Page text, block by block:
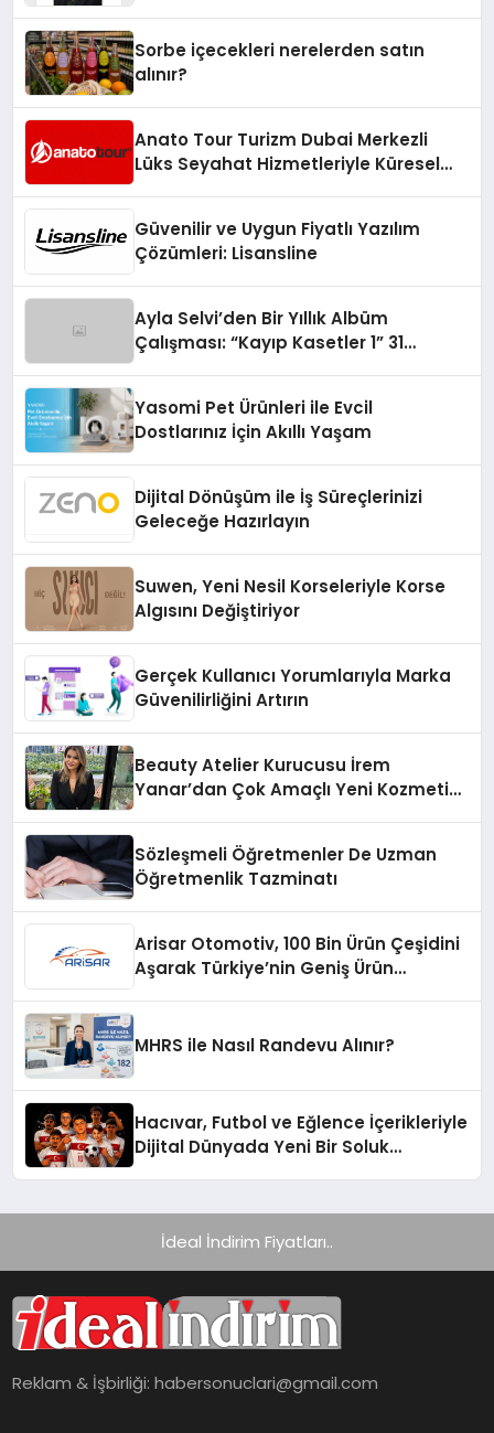
Sorbe içecekleri nerelerden satın
alınır?
Anato Tour Turizm Dubai Merkezli
Lüks Seyahat Hizmetleriyle Küresel
Güvenilir ve Uygun Fiyatlı Yazılım
Çözümleri: Lisansline
Ayla Selvi’den Bir Yıllık Albüm
Çalışması: “Kayıp Kasetler 1” 31
Yasomi Pet Ürünleri ile Evcil
Dostlarınız İçin Akıllı Yaşam
Dijital Dönüşüm ile İş Süreçlerinizi
Geleceğe Hazırlayın
Suwen, Yeni Nesil Korseleriyle Korse
Algısını Değiştiriyor
Gerçek Kullanıcı Yorumlarıyla Marka
Güvenilirliğini Artırın
Beauty Atelier Kurucusu İrem
Yanar’dan Çok Amaçlı Yeni Kozmetik
Sözleşmeli Öğretmenler De Uzman
Öğretmenlik Tazminatı
Arisar Otomotiv, 100 Bin Ürün Çeşidini
Aşarak Türkiye’nin Geniş Ürün
MHRS ile Nasıl Randevu Alınır?
Hacıvar, Futbol ve Eğlence İçerikleriyle
Dijital Dünyada Yeni Bir Soluk
İdeal İndirim Fiyatları..
Reklam & İşbirliği:habersonuclari@gmail.com